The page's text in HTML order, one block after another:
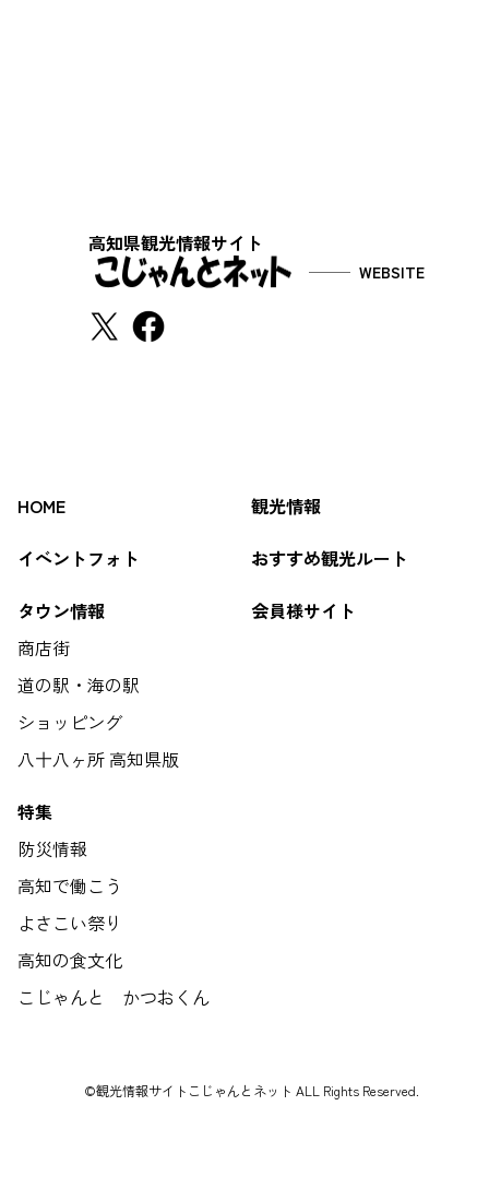
高知県観光情報サイト
WEBSITE
HOME
観光情報
イベントフォト
おすすめ観光ルート
タウン情報
商店街
道の駅・海の駅
ショッピング
八十八ヶ所 高知県版
会員様サイト
特集
防災情報
高知で働こう
よさこい祭り
高知の食文化
こじゃんと かつおくん
©観光情報サイトこじゃんとネット ALL Rights Reserved.